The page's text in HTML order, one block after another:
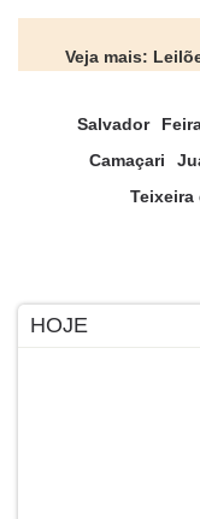
Veja mais:
Salvador
Camaçari
Teixeira
HOJE